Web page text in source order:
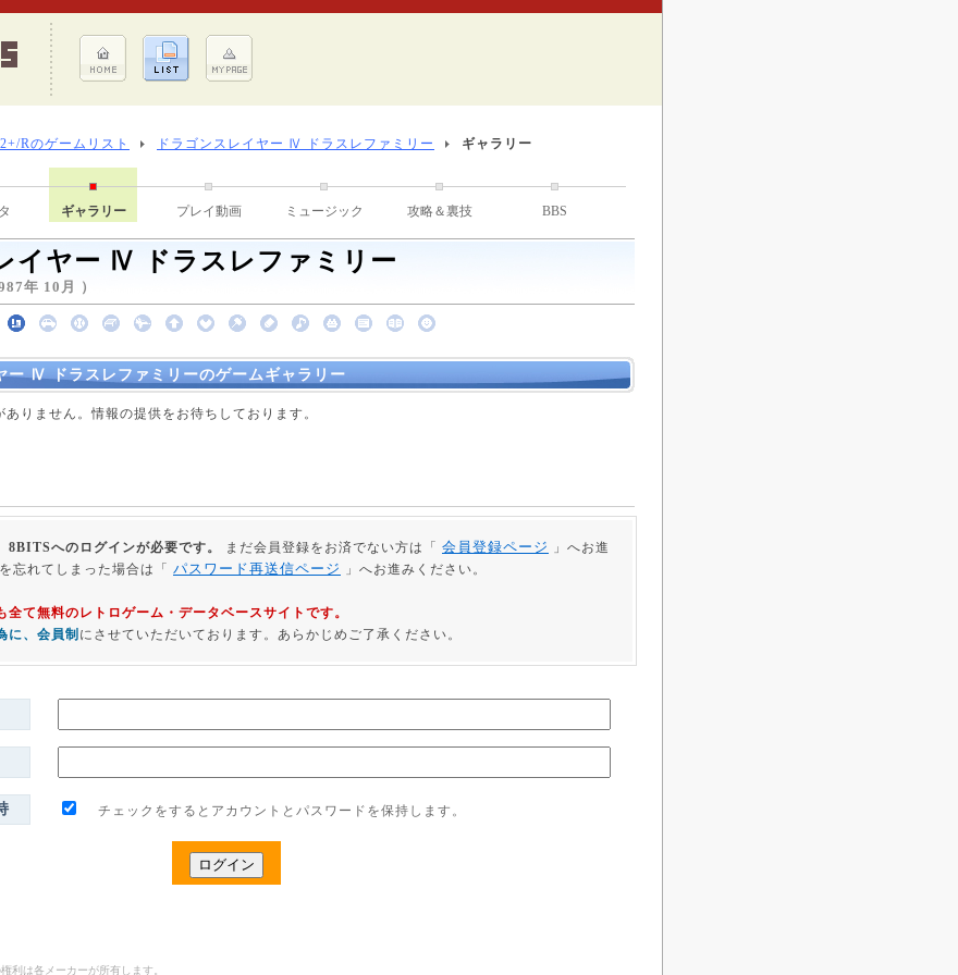
Rのゲームリスト ドラゴンスレイヤー Ⅳ ドラスレファミリー ギャラリー
ギャラリー プレイ動画 ミュージック 攻略＆裏技 BBS
イヤー Ⅳ ドラスレファミリー
年 10月 ）
ー Ⅳ ドラスレファミリーのゲームギャラリー
りません。情報の提供をお待ちしております。
8BITSへのログインが必要です。 まだ会員登録をお済でない方は「 会員登録ページ
」へお進
忘れてしまった場合は「 パスワード再送信ページ 」へお進みください。
て無料のレトロゲーム・データベースサイトです。
に、会員制 にさせていただいております。あらかじめご了承ください。
チェックをするとアカウントとパスワードを保持します。
利は各メーカーが所有します。